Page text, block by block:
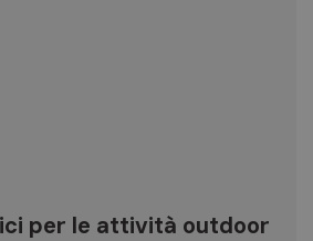
per le attività outdoor